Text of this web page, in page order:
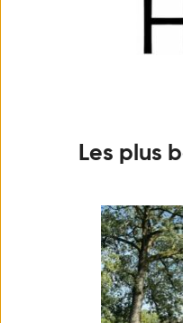
Les plus